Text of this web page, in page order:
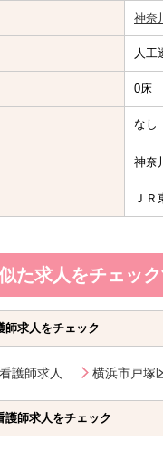
神奈
人工
0床
なし
神奈
Ｊ
た求人をチェック
師求人をチェック
護師求人 横浜市戸塚
護師求人をチェック